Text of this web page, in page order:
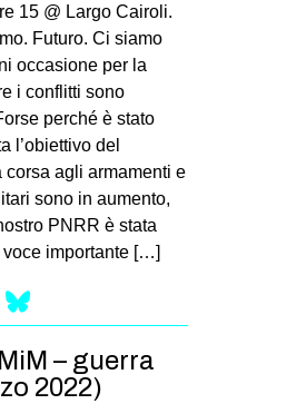
15 @ Largo Cairoli.
Futuro. Ci siamo
occasione per la
i conflitti sono
perché è stato
l’obiettivo del
corsa agli armamenti e
sono in aumento,
PNRR è stata
voce importante […]
Facebook
– guerra
2022)